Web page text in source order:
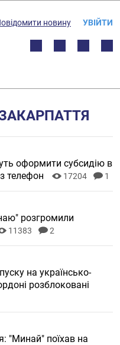
новину УВІЙТИ
оформити субсидію в
телефон
17204 1
розгромили
11383 2
на українсько-
розблоковані
"Минай" поїхав на